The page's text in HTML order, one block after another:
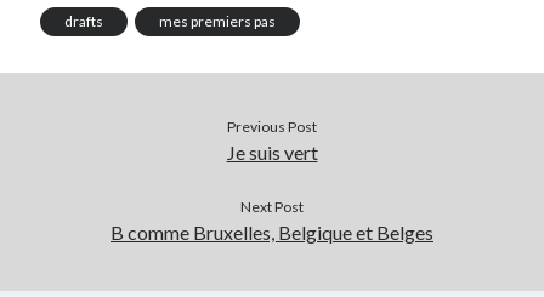
drafts mes premiers pas
Previous Post
Je suis vert
Next Post
B comme Bruxelles, Belgique et Belges